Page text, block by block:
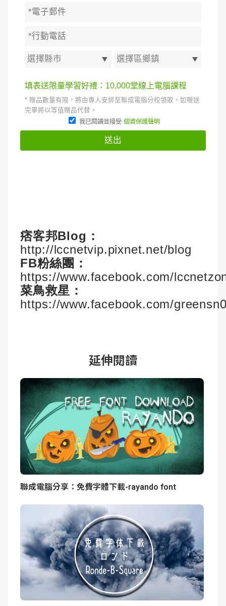
痞客邦Blog：
http://lccnetvip.pixnet.net/blog
FB粉絲團：
https://www.facebook.com/
菜鳥救星：
https://www.facebook.com/
延伸閱讀
聯成電腦分享：免費字體下載-rayando font